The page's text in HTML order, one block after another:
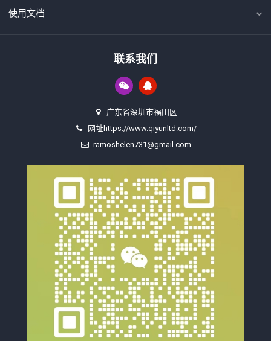
使用文档
联系我们
广东省深圳市福田区
网址https://www.qiyunltd.com/
ramoshelen731@gmail.com